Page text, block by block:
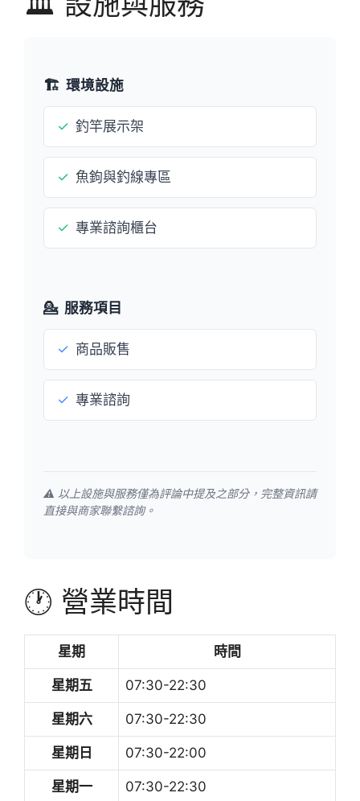
🏗️ 環境設施
✓ 釣竿展示架
✓ 魚鉤與釣線專區
✓ 專業諮詢櫃台
💁 服務項目
✓ 商品販售
✓ 專業諮詢
⚠️ 以上設施與服務僅為評論中提及之部分，完整資訊請
直接與商家聯繫諮詢。
🕐 營業時間
星期 時間
星期五 07:30-22:30
星期六 07:30-22:30
星期日 07:30-22:00
星期一 07:30-22:30